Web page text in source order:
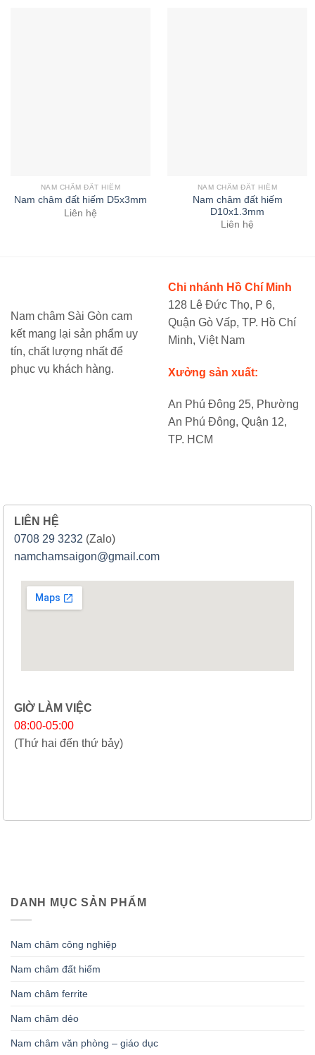
NAM CHÂM ĐẤT HIẾM
Nam châm đất hiếm D5x3mm
Liên hệ
NAM CHÂM ĐẤT HIẾM
Nam châm đất hiếm
D10x1.3mm
Liên hệ
Nam châm Sài Gòn cam
kết mang lại sản phẩm uy
tín, chất lượng nhất để
phục vụ khách hàng.
Chi nhánh Hồ Chí Minh
128 Lê Đức Thọ, P 6,
Quận Gò Vấp, TP. Hồ Chí
Minh, Việt Nam
Xưởng sản xuất:
An Phú Đông 25, Phường
An Phú Đông, Quận 12,
TP. HCM
LIÊN HỆ
0708 29 3232 (Zalo)
namchamsaigon@gmail.com
GIỜ LÀM VIỆC
08:00-05:00
(Thứ hai đến thứ bảy)
DANH MỤC SẢN PHẨM
Nam châm công nghiệp
Nam châm đất hiếm
Nam châm ferrite
Nam châm dẻo
Nam châm văn phòng – giáo dục